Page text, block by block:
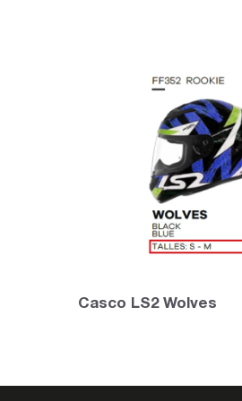
Casco LS2 Wolves